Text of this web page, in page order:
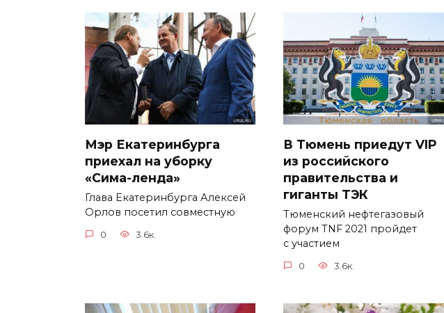
Мэр Екатеринбурга
приехал на уборку
«Сима-ленда»
Глава Екатеринбурга Алексей
Орлов посетил совместную
0 3.6к.
В Тюмень приедут VIP
из российского
правительства и
гиганты ТЭК
Тюменский нефтегазовый
форум TNF 2021 пройдет
с участием
0 3.6к.